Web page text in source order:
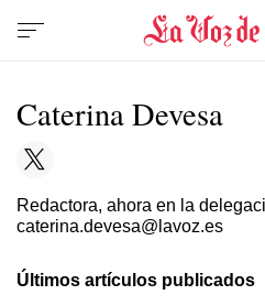
Caterina Devesa
Redactora, ahora en la
caterina.devesa@lavoz.es
Últimos artículos publicados